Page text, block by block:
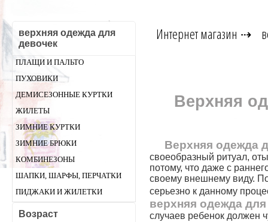
верхняя одежда для
девочек
ПЛАЩИ И ПАЛЬТО
ПУХОВИКИ
ДЕМИСЕЗОННЫЕ КУРТКИ
ЖИЛЕТЫ
ЗИМНИЕ КУРТКИ
ЗИМНИЕ БРЮКИ
КОМБИНЕЗОНЫ
ШАПКИ, ШАРФЫ, ПЕРЧАТКИ
ПИДЖАКИ И ЖИЛЕТКИ
Возраст
Интернет магазин ⇢
Верхняя
Верхняя одежда
своеобразный ритуал,
потому, что даже с
своему внешнему виду.
серьезно к данному
верхняя одежда
случаев ребенок должен